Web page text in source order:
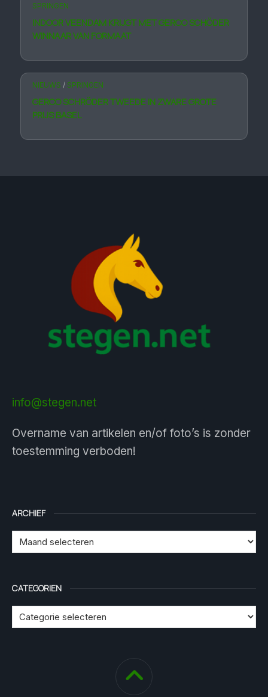
SPRINGEN
INDOOR VEENDAM KRIJGT MET GERCO SCHÖDER
WINNAAR VAN FORMAAT
NIEUWS / SPRINGEN
GERCO SCHRÖDER TWEEDE IN ZWARE GROTE
PRIJS BASEL
info@stegen.net
Overname van artikelen en/of foto’s is zonder
toestemming verboden!
ARCHIEF
CATEGORIEN